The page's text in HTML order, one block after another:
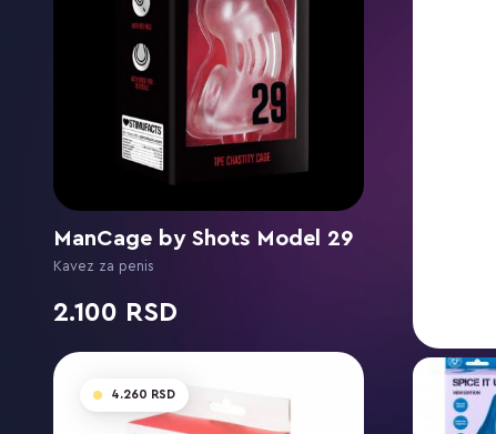
ManCage by Shots Model 29
Kavez za penis
2.100
4.260